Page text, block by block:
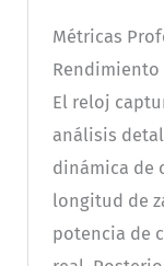
Métricas
Rendimiento
El reloj
análisis
dinámica de
longitud de
potencia de